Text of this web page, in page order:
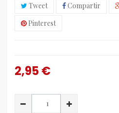
Tweet Compartir
Pinterest
2,95 €